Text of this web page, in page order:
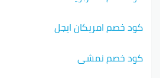
كود خصم امريكان ايجل
كود خصم نمشي